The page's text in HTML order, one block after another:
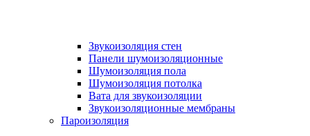
Звукоизоляция стен
Панели шумоизоляционные
Шумоизоляция пола
Шумоизоляция потолка
Вата для звукоизоляции
Звукоизоляционные мембраны
Пароизоляция